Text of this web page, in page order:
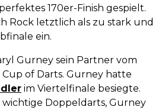
170er-Finish gespielt.
Rock letztlich als zu stark und
ein.
Gurney sein Partner vom
of Darts. Gurney hatte
im Viertelfinale besiegte.
wichtige Doppeldarts, Gurney